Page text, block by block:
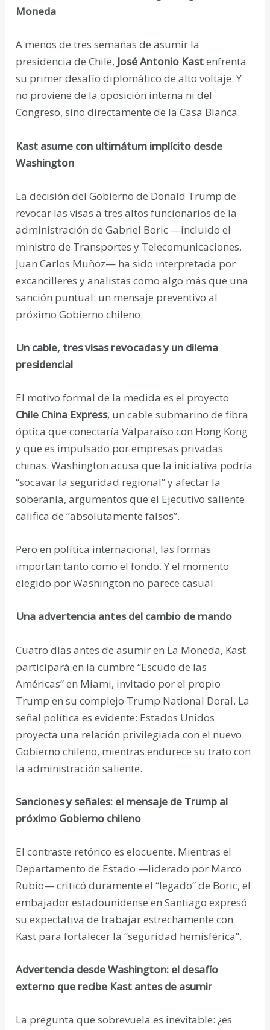
Moneda
A menos de tres semanas de asumir la
presidencia de Chile, José Antonio Kastenfrenta
su primer desafío diplomático de alto voltaje. Y
no proviene de la oposición interna ni del
Congreso, sino directamente de la Casa Blanca.
Kast asume con ultimátum implícito desde
Washington
La decisión del Gobierno de Donald Trump de
revocar las visas a tres altos funcionarios de la
administración de Gabriel Boric —incluido el
ministro de Transportes y Telecomunicaciones,
Juan Carlos Muñoz— ha sido interpretada por
excancilleres y analistas como algo más que una
sanción puntual: un mensaje preventivo al
próximo Gobierno chileno.
Un cable, tres visas revocadas y un dilema
presidencial
El motivo formal de la medida es el proyecto
Chile China Express, un cable submarino de fibra
óptica que conectaría Valparaíso con Hong Kong
y que es impulsado por empresas privadas
chinas. Washington acusa que la iniciativa podría
“socavar la seguridad regional” y afectar la
soberanía, argumentos que el Ejecutivo saliente
califica de “absolutamente falsos”.
Pero en política internacional, las formas
importan tanto como el fondo. Y el momento
elegido por Washington no parece casual.
Una advertencia antes del cambio de mando
Cuatro días antes de asumir en La Moneda, Kast
participará en la cumbre “Escudo de las
Américas” en Miami, invitado por el propio
Trump en su complejo Trump National Doral. La
señal política es evidente: Estados Unidos
proyecta una relación privilegiada con el nuevo
Gobierno chileno, mientras endurece su trato con
la administración saliente.
Sanciones y señales: el mensaje de Trump al
próximo Gobierno chileno
El contraste retórico es elocuente. Mientras el
Departamento de Estado —liderado por Marco
Rubio— criticó duramente el “legado” de Boric, el
embajador estadounidense en Santiago expresó
su expectativa de trabajar estrechamente con
Kast para fortalecer la “seguridad hemisférica”.
Advertencia desde Washington: el desafío
externo que recibe Kast antes de asumir
La pregunta que sobrevuela es inevitable: ¿es